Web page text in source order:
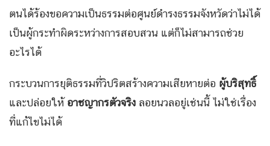
ตนได้ร้องขอความเป็นธรรมต่อศูนย์ดำรงธรรมจังหวัดว่าไม่ได้
เป็นผู้กระทำผิดระหว่างการสอบสวน แต่ก็ไม่สามารถช่วย
อะไรได้
กระบวนการยุติธรรมที่วิปริตสร้างความเสียหายต่อ ผู้บริสุทธิ์
และปล่อยให้อาชญากรตัวจริง ลอยนวลอยู่เช่นนี้ ไม่ใช่เรื่อง
ที่แก้ไขไม่ได้